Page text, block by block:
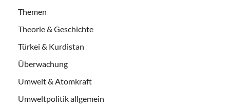
Themen
Theorie & Geschichte
Türkei & Kurdistan
Überwachung
Umwelt & Atomkraft
Umweltpolitik allgemein